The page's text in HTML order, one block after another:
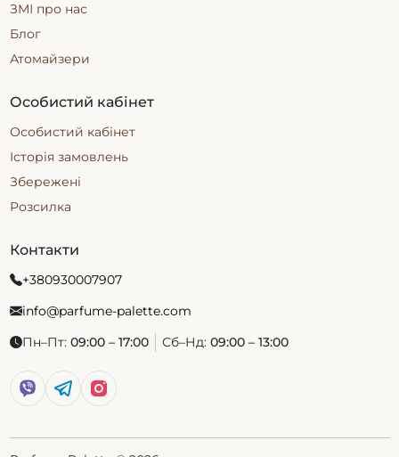
ЗМІ про нас
Блог
Атомайзери
Особистий кабінет
Особистий кабінет
Історія замовлень
Збережені
Розсилка
Контакти
+380930007907
info@parfume-palette.com
Пн–Пт: 09:00 – 17:00 Сб–Нд: 09:00 – 13:00